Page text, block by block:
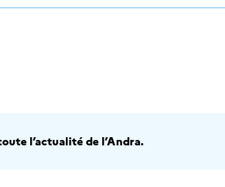
l’actualité de l’Andra.